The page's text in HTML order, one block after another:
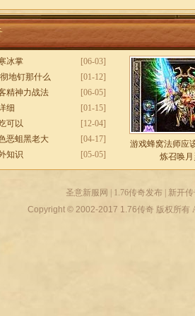
[06-03]
冰掌
[01-12]
地钉那什么
[06-05]
精神力战法
[01-15]
细
[12-04]
可以
[04-17]
恶蛆黑老大
[05-05]
知识
游戏蜂窝法师应
炼召唤
圣意新服网 1.76传奇发布|
新开
Copyright © 2002-2017 1.76传奇 版权所有